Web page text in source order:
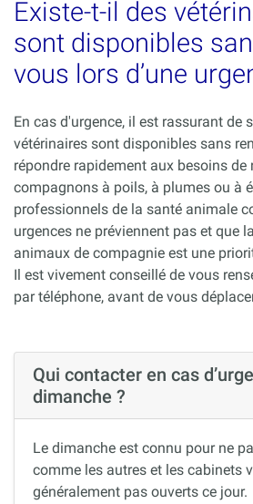
Existe-t-il des
sont disponibles
vous lors d’une
En cas d'urgence, il est rassurant de
vétérinaires sont disponibles sans
répondre rapidement aux besoins de
compagnons à poils, à plumes ou à
professionnels de la santé animale
urgences ne préviennent pas et que
animaux de compagnie est une
Il est vivement conseillé de vous
par téléphone, avant de vous
Qui contacter en cas
dimanche ?
Le dimanche est connu pour ne
comme les autres et les cabinets
généralement pas ouverts ce jour.